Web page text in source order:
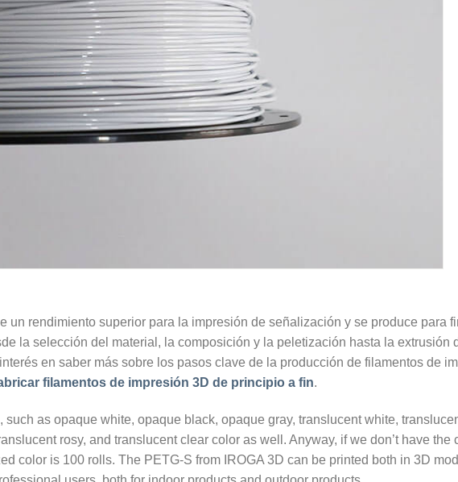
rendimiento superior para la impresión de señalización y se produce para
la selección del material, la composición y la peletización hasta la extrusión
en saber más sobre los pasos clave de la producción de filamentos de
filamentos de impresión 3D de principio a fin.
as opaque white, opaque black, opaque gray, translucent white,
rosy, and translucent clear color as well. Anyway, if we don’t have the
color is 100 rolls. The PETG-S from IROGA 3D can be printed both in 3D